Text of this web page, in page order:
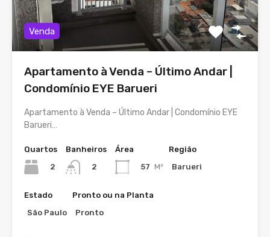
Venda
Apartamento à Venda – Último Andar |
Condomínio EYE Barueri
Apartamento à Venda – Último Andar | Condomínio EYE
Barueri…
Quartos
2
Banheiros
2
Área
57 M²
Região
Barueri
Estado
São Paulo
Pronto ou na Planta
Pronto